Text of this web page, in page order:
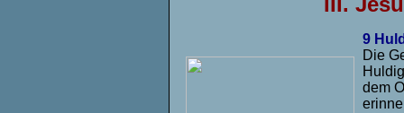
9
Die
dem